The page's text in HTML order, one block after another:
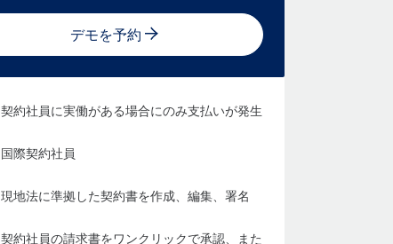
デモを予約
契約社員に実働がある場合にのみ支払いが発生
国際契約社員
現地法に準拠した契約書を作成、編集、署名
契約社員の請求書をワンクリックで承認、また